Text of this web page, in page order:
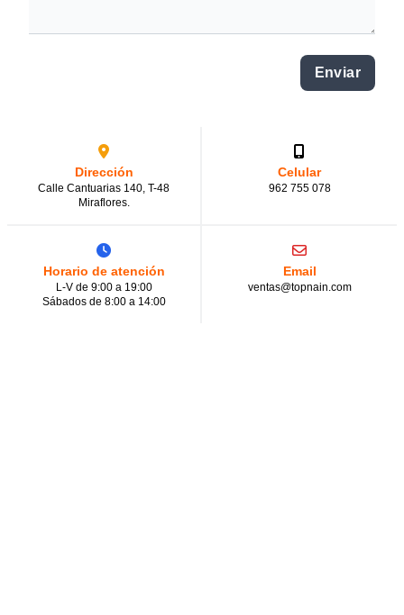
Enviar
Dirección
Calle Cantuarias 140, T-48
Miraflores.
Celular
962 755 078
Horario de atención
L-V de 9:00 a 19:00
Sábados de 8:00 a 14:00
Email
ventas@topnain.com